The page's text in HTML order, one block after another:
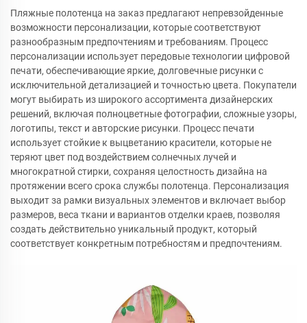
Пляжные полотенца на заказ предлагают непревзойденные
возможности персонализации, которые соответствуют
разнообразным предпочтениям и требованиям. Процесс
персонализации использует передовые технологии цифровой
печати, обеспечивающие яркие, долговечные рисунки с
исключительной детализацией и точностью цвета. Покупатели
могут выбирать из широкого ассортимента дизайнерских
решений, включая полноцветные фотографии, сложные узоры,
логотипы, текст и авторские рисунки. Процесс печати
использует стойкие к выцветанию красители, которые не
теряют цвет под воздействием солнечных лучей и
многократной стирки, сохраняя целостность дизайна на
протяжении всего срока службы полотенца. Персонализация
выходит за рамки визуальных элементов и включает выбор
размеров, веса ткани и вариантов отделки краев, позволяя
создать действительно уникальный продукт, который
соответствует конкретным потребностям и предпочтениям.